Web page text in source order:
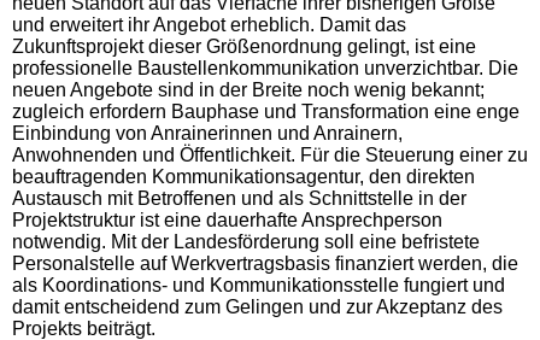
und erweitert ihr Angebot erheblich. Damit das
Zukunftsprojekt dieser Größenordnung gelingt, ist eine
professionelle Baustellenkommunikation unverzichtbar. Die
neuen Angebote sind in der Breite noch wenig bekannt;
zugleich erfordern Bauphase und Transformation eine enge
Einbindung von Anrainerinnen und Anrainern,
Anwohnenden und Öffentlichkeit. Für die Steuerung einer zu
beauftragenden Kommunikationsagentur, den direkten
Austausch mit Betroffenen und als Schnittstelle in der
Projektstruktur ist eine dauerhafte Ansprechperson
notwendig. Mit der Landesförderung soll eine befristete
Personalstelle auf Werkvertragsbasis finanziert werden, die
als Koordinations- und Kommunikationsstelle fungiert und
damit entscheidend zum Gelingen und zur Akzeptanz des
Projekts beiträgt.